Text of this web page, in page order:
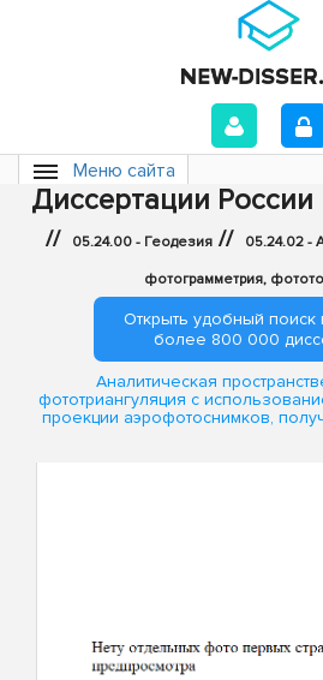
Меню сайта
Диссертации России
// 05.24.00 - Геодезия // 05.24.02 -
фотограмметрия,
Открыть удобный поиск
более 800 000
Аналитическая
фототриангуляция с
проекции аэрофотоснимков,